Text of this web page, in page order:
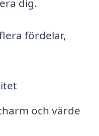
dig.
fördelar,
och värde